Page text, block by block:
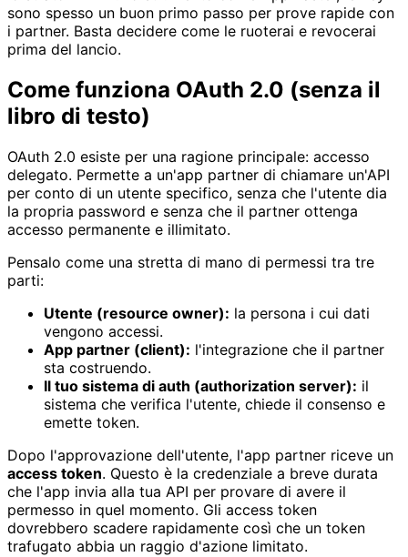
sono spesso un buon primo passo per prove rapide con
i partner. Basta decidere come le ruoterai e revocerai
prima del lancio.
Come funziona OAuth 2.0 (senza il
libro di testo)
OAuth 2.0 esiste per una ragione principale: accesso
delegato. Permette a un'app partner di chiamare un'API
per conto di un utente specifico, senza che l'utente dia
la propria password e senza che il partner ottenga
accesso permanente e illimitato.
Pensalo come una stretta di mano di permessi tra tre
parti:
Utente (resource owner): la persona i cui dati
vengono accessi.
App partner (client): l'integrazione che il partner
sta costruendo.
Il tuo sistema di auth (authorization server): il
sistema che verifica l'utente, chiede il consenso e
emette token.
Dopo l'approvazione dell'utente, l'app partner riceve un
access token. Questo è la credenziale a breve durata
che l'app invia alla tua API per provare di avere il
permesso in quel momento. Gli access token
dovrebbero scadere rapidamente così che un token
trafugato abbia un raggio d'azione limitato.